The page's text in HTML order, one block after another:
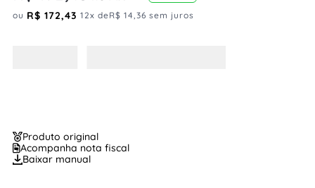
ou R$ 172,43 12x deR$ 14,36 sem juros
Produto original
Acompanha nota fiscal
Baixar manual